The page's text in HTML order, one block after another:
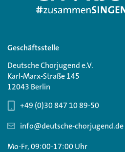
Geschäftsstelle
Deutsche Chorjugend e.V.
Karl-Marx-Straße 145
12043 Berlin
+49 (0)30 847 10 89-50
info@deutsche-chorjugend.de
Mo-Fr, 09:00-17:00 Uhr